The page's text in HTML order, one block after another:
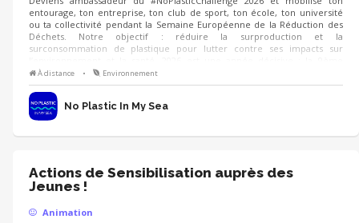
entourage, ton entreprise, ton club de sport, ton école, ton université
ou ta collectivité pendant la Semaine Européenne de la Réduction des
Déchets. Notre objectif : réduire la surproduction et la
surconsommation de plastique pour lutter contre ses impacts sur
édition du challenge mobilisera plus de 75 000 personnes, avec une
campagne axée sur la santé, de nouveaux outils et de nombreux
événements de sensibilisation.
À distance • Environnement
No Plastic In My Sea
Actions de Sensibilisation auprès des
Jeunes !
Animation